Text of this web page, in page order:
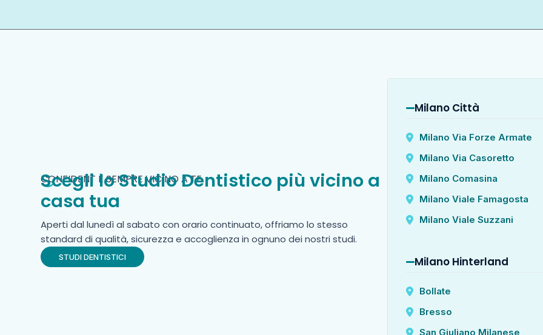
CONFIDENT È SEMPRE VICINO A TE
Scegli lo Studio Dentistico più vicino a
casa tua
Aperti dal lunedì al sabato con orario continuato,offriamo lo stesso
standard di qualità, sicurezza e accoglienza in ognuno dei nostri studi.
STUDI DENTISTICI
Milano Città
Milano Via Forze Armate
Milano Via Casoretto
Milano Comasina
Milano Viale Famagosta
Milano Viale Suzzani
Milano Hinterland
Bollate
Bresso
San Giuliano Milanese